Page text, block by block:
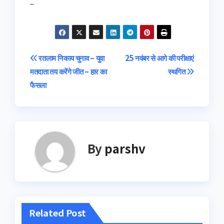
–
Post
navigation
25 नवंबर से आगे की परीक्षाएं
स्थगित
रतलाम निकाय चुनाव – युवा
मतदाता तय करेंगे जीत – हार का
फैसला
By parshv
Related Post